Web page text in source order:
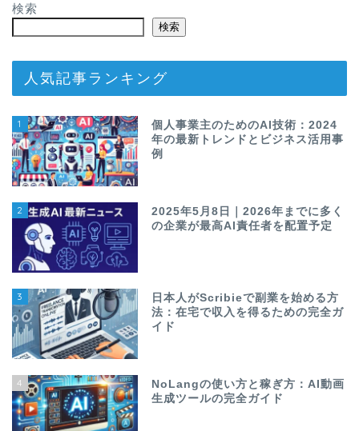
検索
検索
人気記事ランキング
1
個人事業主のためのAI技術：2024
年の最新トレンドとビジネス活用事
例
2
2025年5月8日｜2026年までに多く
の企業が最高AI責任者を配置予定
3
日本人がScribieで副業を始める方
法：在宅で収入を得るための完全ガ
イド
4
NoLangの使い方と稼ぎ方：AI動画
生成ツールの完全ガイド